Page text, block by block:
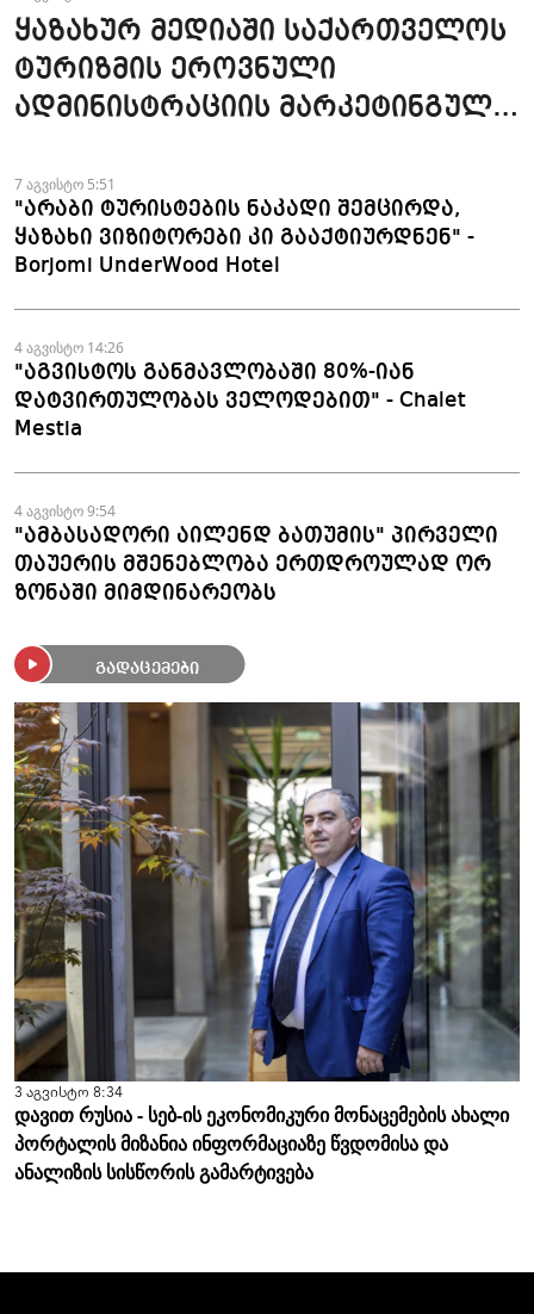
ყაზახურ მედიაში საქართველოს
ტურიზმის ეროვნული
ადმინისტრაციის მარკეტინგული
მომზადდა
7 აგვისტო 5:51
"არაბი ტურისტების ნაკადი შემცირდა,
ყაზახი ვიზიტორები კი გააქტიურდნენ" -
Borjomi UnderWood Hotel
4 აგვისტო 14:26
"აგვისტოს განმავლობაში 80%-იან
დატვირთულობას ველოდებით" - Chalet
Mestia
4 აგვისტო 9:54
"ამბასადორი აილენდ ბათუმის" პირველი
თაუერის მშენებლობა ერთდროულად ორ
ზონაში მიმდინარეობს
გადაცემები
3 აგვისტო 8:34
დავით რუსია - სებ-ის ეკონომიკური მონაცემების ახალი
პორტალის მიზანია ინფორმაციაზე წვდომისა და
ანალიზის სისწორის გამარტივება